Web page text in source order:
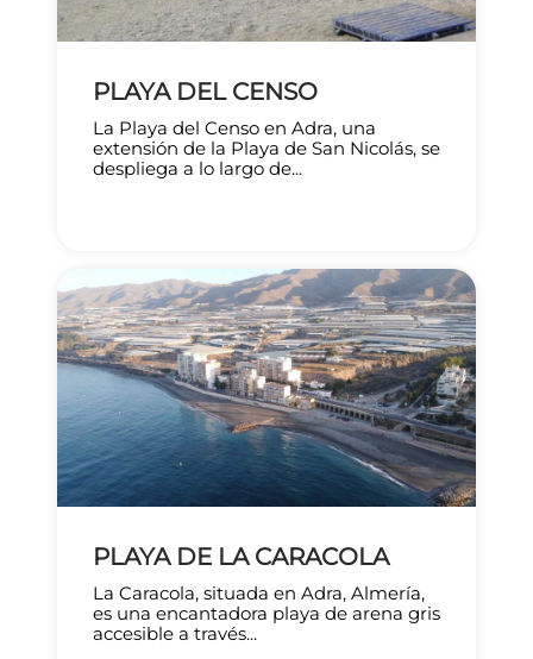
PLAYA DEL CENSO
La Playa del Censo en Adra, una
extensión de la Playa de San Nicolás, se
despliega a lo largo de...
PLAYA DE LA CARACOLA
La Caracola, situada en Adra, Almería,
es una encantadora playa de arena gris
accesible a través...